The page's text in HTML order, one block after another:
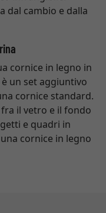
dal cambio e dalla
cornice in legno in
un set aggiuntivo
cornice standard.
il vetro e il fondo
e quadri in
cornice in legno